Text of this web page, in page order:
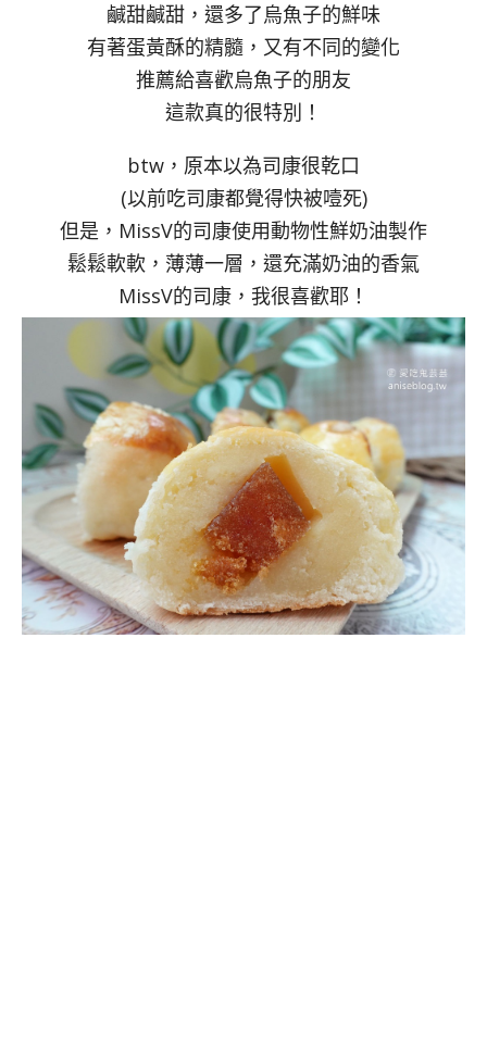
鹹甜鹹甜，還多了烏魚子的鮮味
有著蛋黃酥的精髓，又有不同的變化
推薦給喜歡烏魚子的朋友
這款真的很特別！
btw，原本以為司康很乾口
(以前吃司康都覺得快被噎死)
但是，MissV的司康使用動物性鮮奶油製作
鬆鬆軟軟，薄薄一層，還充滿奶油的香氣
MissV的司康，我很喜歡耶！